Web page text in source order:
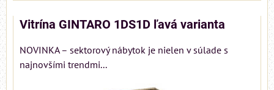
Vitrína GINTARO 1DS1D ľavá varianta
NOVINKA – sektorový nábytok je nielen v súlade s
najnovšími trendmi...